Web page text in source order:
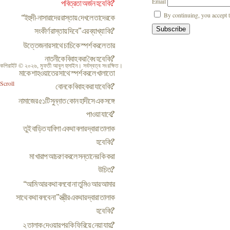
পবিত্রতা অর্জন হবে কি?
“ইহুদী-নাসারাদের রাস্তায় দেখলে তাদেরকে
সংকীর্ণ রাস্তায় দিবে” এর ব্যাখ্যা কি?
উত্তেজনার সাথে চাচিকে স্পর্শ করলে তার
নাতনীকে বিবাহ করা বৈধ হবে কি?
মাকে শাহওয়াতের সাথে স্পর্শ করলে খালাতো
বোনকে বিবাহ করা যাবে কি?
নামাজের ৫১টি সুন্নাত কোন হাদীসে এক সঙ্গে
পাওয়া যাবে?
তুই বাড়িত যাবিগা একথা বলার দ্বারা তালাক
হবে কি?
মা খারাপ আচরণ করলে সন্তানের কি করা
উচিত?
“আমি আর কথা বলবো না তুমিও আর আমার
সাথে কথা বলবে না” স্ত্রীর একথার দ্বারা তালাক
হবে কি?
২ তালাক দেওয়ার পর কি ফিরিয়ে নেয়া যায়?
By continuing, you accept
কপিরাইট © ২০২৬, মুফতী আবুল হুসাইন। সর্বস্বত্ব সংরক্ষিত।
Scroll